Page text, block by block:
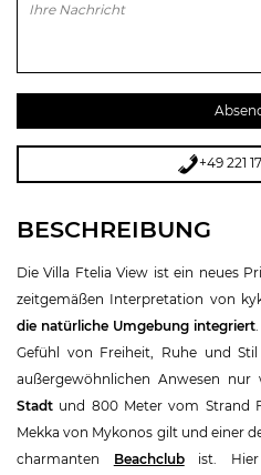
Bitte lasse dieses Feld leer.
+49 221
BESCHREIBUNG
Die Villa Ftelia View ist ein neues
zeitgemäßen Interpretation von
die natürliche Umgebung integriert
Gefühl von Freiheit, Ruhe und
außergewöhnlichen Anwesen
Stadt und 800 Meter vom Strand
Mekka von Mykonos gilt und einer
charmanten Beachclubist.